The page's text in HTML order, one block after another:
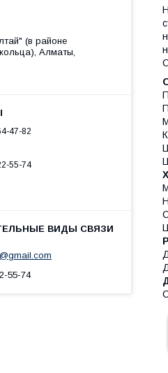
(в районе
Алматы,
47-82
55-74
55-74